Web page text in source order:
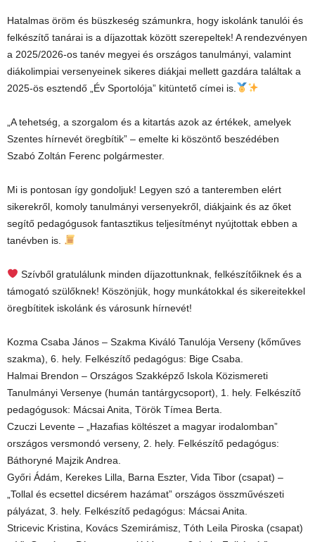
Hatalmas öröm és büszkeség számunkra, hogy iskolánk tanulói és
felkészítő tanárai is a díjazottak között szerepeltek! A rendezvényen
a 2025/2026-os tanév megyei és országos tanulmányi, valamint
diákolimpiai versenyeinek sikeres diákjai mellett gazdára találtak a
2025-ös esztendő „Év Sportolója” kitüntető címei is.
„A tehetség, a szorgalom és a kitartás azok az értékek, amelyek
Szentes hírnevét öregbítik” – emelte ki köszöntő beszédében
Szabó Zoltán Ferenc polgármester.
Mi is pontosan így gondoljuk! Legyen szó a tanteremben elért
sikerekről, komoly tanulmányi versenyekről, diákjaink és az őket
segítő pedagógusok fantasztikus teljesítményt nyújtottak ebben a
tanévben is.
Szívből gratulálunk minden díjazottunknak, felkészítőiknek és a
támogató szülőknek! Köszönjük, hogy munkátokkal és sikereitekkel
öregbítitek iskolánk és városunk hírnevét!
Kozma Csaba János – Szakma Kiváló Tanulója Verseny (kőműves
szakma), 6. hely. Felkészítő pedagógus: Bige Csaba.
Halmai Brendon – Országos Szakképző Iskola Közismereti
Tanulmányi Versenye (humán tantárgycsoport), 1. hely. Felkészítő
pedagógusok: Mácsai Anita, Török Tímea Berta.
Czuczi Levente – „Hazafias költészet a magyar irodalomban”
országos versmondó verseny, 2. hely. Felkészítő pedagógus:
Báthoryné Majzik Andrea.
Győri Ádám, Kerekes Lilla, Barna Eszter, Vida Tibor (csapat) –
„Tollal és ecsettel dicsérem hazámat” országos összművészeti
pályázat, 3. hely. Felkészítő pedagógus: Mácsai Anita.
Stricevic Kristina, Kovács Szemirámisz, Tóth Leila Piroska (csapat)